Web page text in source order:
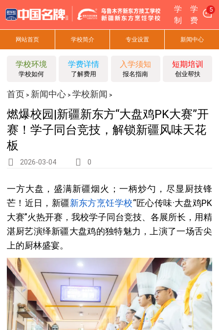
学
制
学
费
5
网站首页 学校简介 专业设置 新闻中心
学校环境
学校如何
学费详情
了解费用
入学须知
报名指南
短期培训
创业帮扶
首页 > 新闻中心> 学校新闻 >
燃爆校园|新疆新东方“大盘鸡PK大赛”开
赛！学子同台竞技，解锁新疆风味天花
板
2026-03-04 0
一方大盘，盛满新疆烟火；一柄炒勺，尽显厨技锋
芒！近日，新疆新东方烹饪学校“匠心传味·大盘鸡PK
大赛”火热开赛，我校学子同台竞技、各展所长，用精
湛厨艺演绎新疆大盘鸡的独特魅力，上演了一场舌尖
上的厨林盛宴。